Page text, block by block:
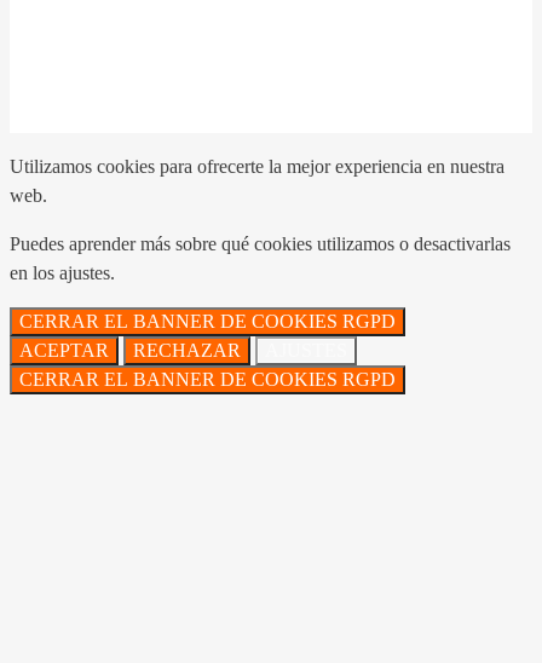
Utilizamos cookies para ofrecerte la mejor experiencia en nuestra
web.
Puedes aprender más sobre qué cookies utilizamos o desactivarlas
en los ajustes.
CERRAR EL BANNER DE COOKIES RGPD
ACEPTAR
RECHAZAR
CERRAR EL BANNER DE COOKIES RGPD